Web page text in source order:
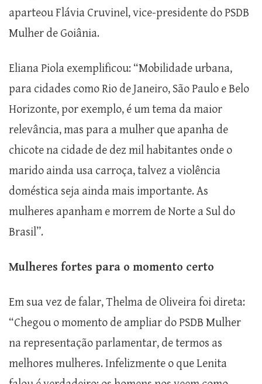
aparteou Flávia Cruvinel, vice-presidente do PSDB
Mulher de Goiânia.
Eliana Piola exemplificou: “Mobilidade urbana,
para cidades como Rio de Janeiro, São Paulo e Belo
Horizonte, por exemplo, é um tema da maior
relevância, mas para a mulher que apanha de
chicote na cidade de dez mil habitantes onde o
marido ainda usa carroça, talvez a violência
doméstica seja ainda mais importante. As
mulheres apanham e morrem de Norte a Sul do
Brasil”.
Mulheres fortes para o momento certo
Em sua vez de falar, Thelma de Oliveira foi direta:
“Chegou o momento de ampliar do PSDB Mulher
na representação parlamentar, de termos as
melhores mulheres. Infelizmente o que Lenita